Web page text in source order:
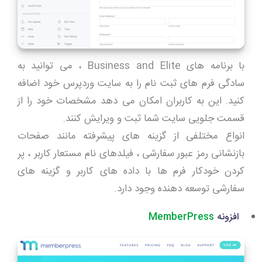
با برنامه های Business and Elite ، می توانید به
سادگی فرم های ثبت نام را به سایت وردپرس خود اضافه
کنید. این به کاربران امکان می دهد مشخصات خود را از
قسمت جلویی سایت شما ثبت و ویرایش کنند.
انواع مختلفی از گزینه های پیشرفته مانند صفحات
بازنشانی رمز عبور سفارشی ، فیلدهای نام مستعار کاربر ، پر
کردن خودکار فرم ها با داده های کاربر و گزینه های
سفارشی توسعه دهنده وجود دارد.
افزونه MemberPress